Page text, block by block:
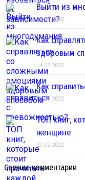
Выйти из
28.03.2022
Как
здоровым
14.03.2022
Как
01.03.2022
ТОП книг,
женщине
27.02.2022
Свежие комментарии